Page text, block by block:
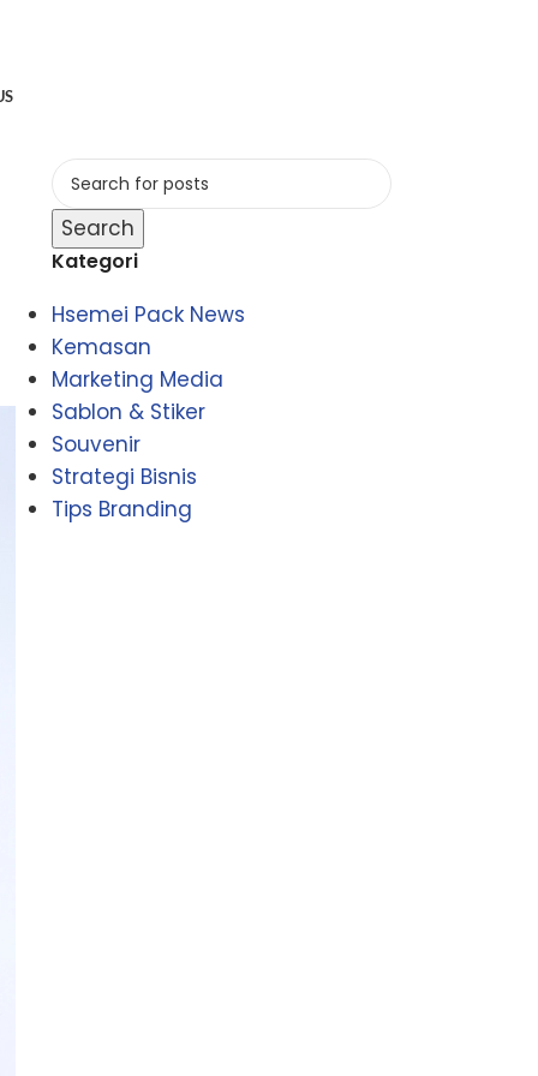
Search
Kategori
Hsemei Pack News
Kemasan
Marketing Media
Sablon & Stiker
Souvenir
Strategi Bisnis
Tips Branding